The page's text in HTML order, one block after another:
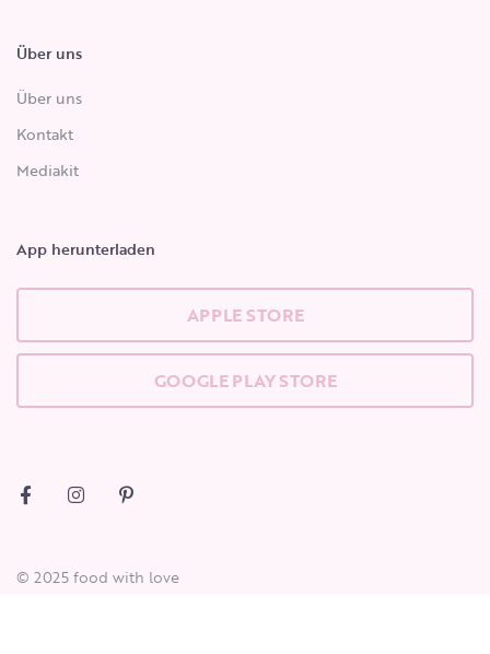
Über uns
Über uns
Kontakt
Mediakit
App herunterladen
APPLE STORE
GOOGLE PLAY STORE
© 2025 food with love